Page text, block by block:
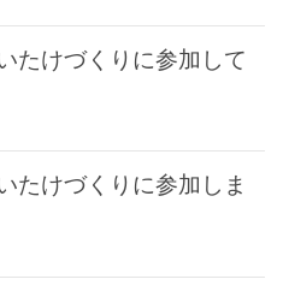
たけづくりに参加して
たけづくりに参加しま